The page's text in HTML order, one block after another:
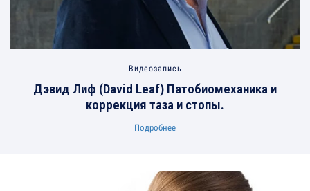
Видеозапись
Дэвид Лиф (David Leaf) Патобиомеханика и
коррекция таза и стопы.
Подробнее